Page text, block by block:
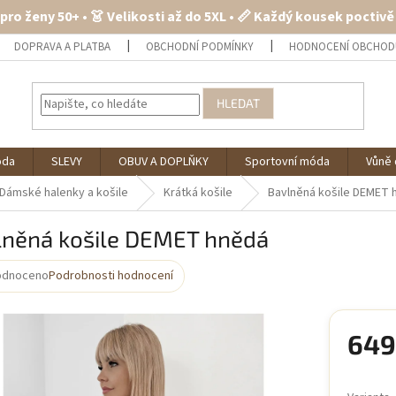
ženy 50+ • 👗 Velikosti až do 5XL • 📏 Každý kousek
DOPRAVA A PLATBA OBCHODNÍ PODMÍNKY HODNOCENÍ
HLEDAT
SLEVY OBUV A DOPLŇKY Sportovní móda
Dámské halenky a košile Krátká košile Bavlněná košile DEMET
košile DEMET hnědá
Podrobnosti hodnocení